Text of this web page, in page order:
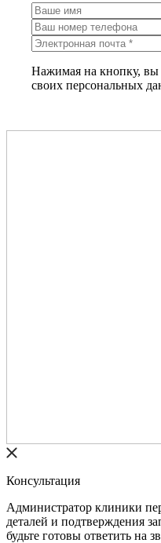
Нажимая на кнопку, вы
своих персональных
Консультация
Администратор клиники
деталей и подтверждения
будьте готовы ответить на